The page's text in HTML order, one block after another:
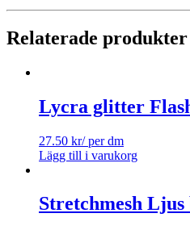
Relaterade produkter
Lycra glitter
27.50 kr/ per dm
Lägg till i varukorg
Stretchmesh